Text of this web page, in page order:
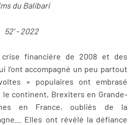
du Balibari
52' - 2022
financière de 2008 et des
l’ont accompagné un peu partout
» populaires ont embrasé
le continent, Brexiters en Grande-
en France, oubliés de la
Elles ont révélé la défiance